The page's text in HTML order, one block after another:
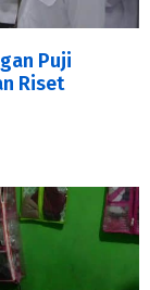
Puji
Riset